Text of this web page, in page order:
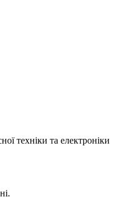
техніки та електроніки